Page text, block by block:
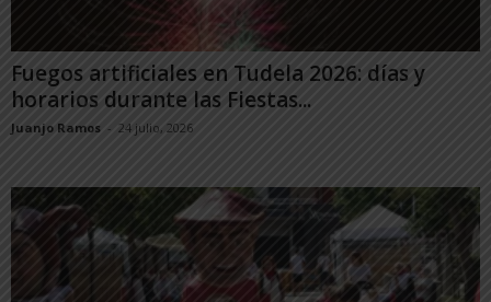
Fuegos artificiales en Tudela 2026: días y
horarios durante las Fiestas...
Juanjo Ramos - 24 julio, 2026